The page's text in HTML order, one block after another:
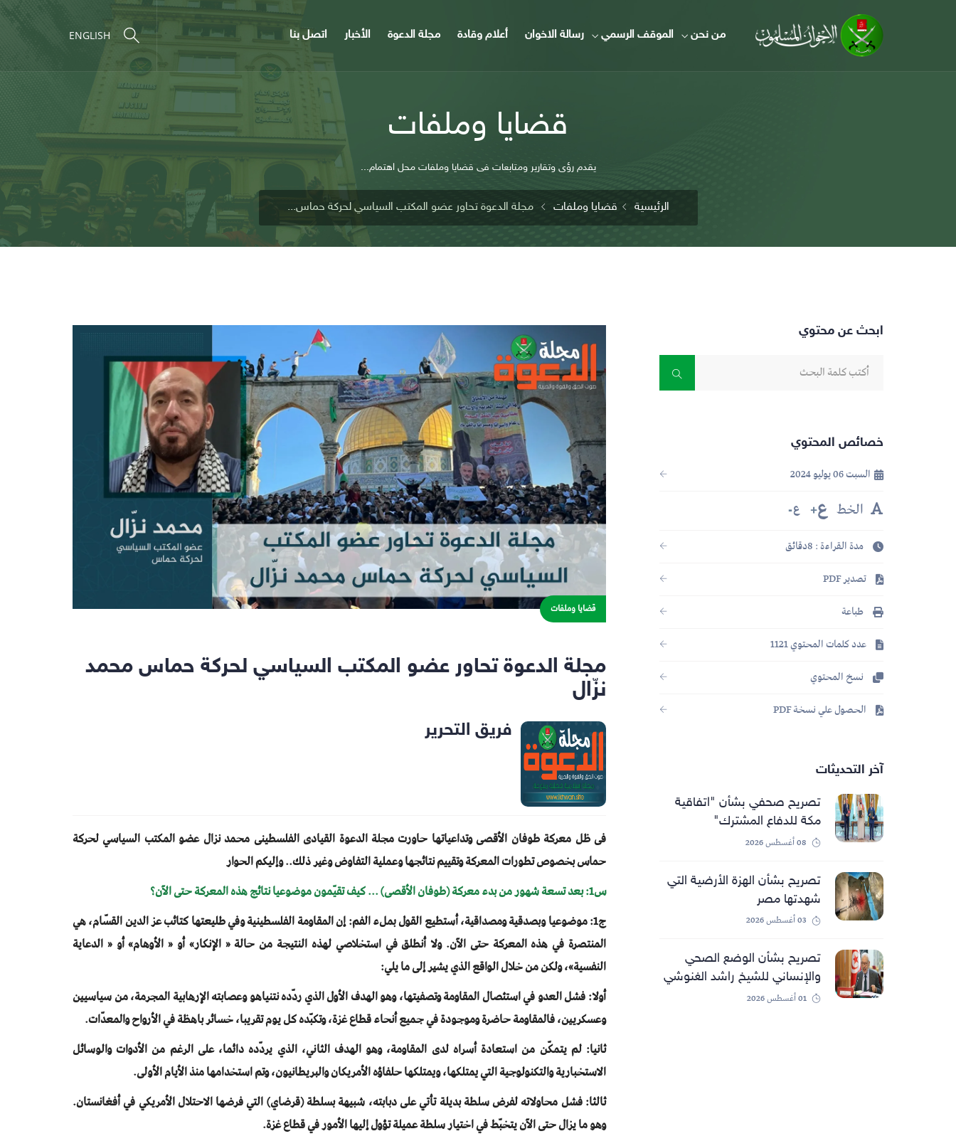
من نحن الموقف الرسمي رسالة الاخوان أعلام وقادة مجلة الدعوة الأخبار اتصل بنا ENGLISH
قضايا وملفات
يقدم رؤى وتقارير ومتابعات فى قضايا وملفات محل اهتمام...
الرئيسية قضايا وملفات مجلة الدعوة تحاور عضو المكتب السياسي لحركة حماس...
ابحث عن محتوي
خصائص المحتوي
السبت 06 يوليو 2024
الخط ع ع
مدة القراءة : 8دقائق
تصدير PDF
طباعة
عدد كلمات المحتوي 1121
نسخ المحتوي
الحصول علي نسخة PDF
آخر التحديثات
تصريح صحفي بشأن "اتفاقية
مكة للدفاع المشترك"
08 أغسطس 2026
تصريح بشأن الهزة الأرضية التي
شهدتها مصر
03 أغسطس 2026
تصريح بشأن الوضع الصحي
والإنساني للشيخ راشد الغنوشي
01 أغسطس 2026
قضايا وملفات
مجلة الدعوة تحاور عضو المكتب السياسي لحركة حماس محمد
نزّال
فريق التحرير
فى ظل معركة طوفان الأقصى وتداعياتها حاورت مجلة الدعوة القيادى الفلسطينى محمد نزال عضو المكتب السياسي لحركة
حماس بخصوص تطورات المعركة وتقييم نتائجها وعملية التفاوض وغير ذلك.. وإليكم الحوار
س1: بعد تسعة شهور من بدء معركة (طوفان الأقصى) ... كيف تقيّمون موضوعيا نتائج هذه المعركة حتى الآن؟
ج1: موضوعيا وبصدقية ومصداقية، أستطيع القول بملء الفم: إن المقاومة الفلسطينية وفي طليعتها كتائب عز الدين القسّام، هي
المنتصرة في هذه المعركة حتى الآن. ولا أنطلق في استخلاصي لهذه النتيجة من حالة « الإنكار» أو « الأوهام» أو « الدعاية
النفسية»، ولكن من خلال الواقع الذي يشير إلى ما يلي:
أولا: فشل العدو في استئصال المقاومة وتصفيتها، وهو الهدف الأول الذي ردّده نتنياهو وعصابته الإرهابية المجرمة، من سياسيين
وعسكريين، فالمقاومة حاضرة وموجودة في جميع أنحاء قطاع غزة، وتكبّده كل يوم تقريبا، خسائر باهظة في الأرواح والمعدّات.
ثانيا: لم يتمكّن من استعادة أسراه لدى المقاومة، وهو الهدف الثاني، الذي يردّده دائما، على الرغم من الأدوات والوسائل
الاستخبارية والتكنولوجية التي يمتلكها، ويمتلكها حلفاؤه الأمريكان والبريطانيون، وتم استخدامها منذ الأيام الأولى.
ثالثا: فشل محاولاته لفرض سلطة بديلة تأتي على دبابته، شبيهة بسلطة (قرضاي) التي فرضها الاحتلال الأمريكي في أفغانستان.
وهو ما يزال حتى الآن يتخبّط في اختيار سلطة عميلة تؤول إليها الأمور في قطاع غزة.